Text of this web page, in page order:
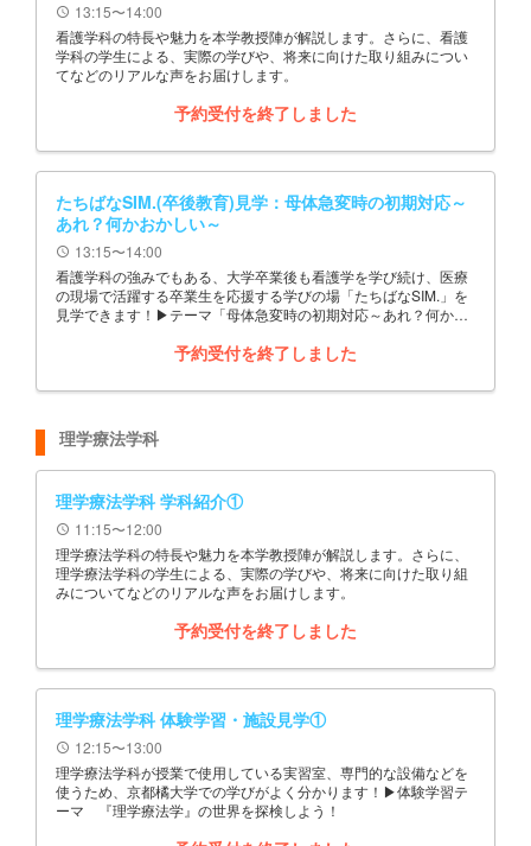
schedule 13:15〜14:00
看護学科の特長や魅力を本学教授陣が解説します。さらに、看護
学科の学生による、実際の学びや、将来に向けた取り組みについ
てなどのリアルな声をお届けします。
予約受付を終了しました
たちばなSIM.(卒後教育)見学：母体急変時の初期対応～
あれ？何かおかしい～
schedule 13:15〜14:00
看護学科の強みでもある、大学卒業後も看護学を学び続け、医療
の現場で活躍する卒業生を応援する学びの場「たちばなSIM.」を
見学できます！▶テーマ「母体急変時の初期対応～あれ？何かお
予約受付を終了しました
理学療法学科
理学療法学科 学科紹介①
schedule 11:15〜12:00
理学療法学科の特長や魅力を本学教授陣が解説します。さらに、
理学療法学科の学生による、実際の学びや、将来に向けた取り組
みについてなどのリアルな声をお届けします。
予約受付を終了しました
理学療法学科 体験学習・施設見学①
schedule 12:15〜13:00
理学療法学科が授業で使用している実習室、専門的な設備などを
使うため、京都橘大学での学びがよく分かります！▶体験学習テ
ーマ 『理学療法学』の世界を探検しよう！